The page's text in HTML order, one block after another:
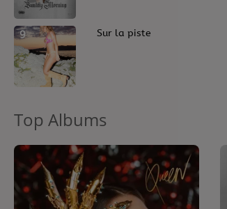
Régie Publicitaire
Fréquences
Recherche d'un titre
9 Sur la piste
Top Albums